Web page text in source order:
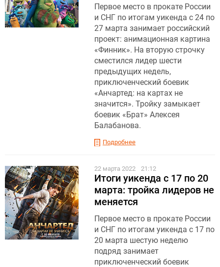
Первое место в прокате России
и СНГ по итогам уикенда с 24 по
27 марта занимает российский
проект: анимационная картина
«Финник». На вторую строчку
сместился лидер шести
предыдущих недель,
приключенческий боевик
«Анчартед: на картах не
значится». Тройку замыкает
боевик «Брат» Алексея
Балабанова.
Подробнее
22 марта 2022 21:12
Итоги уикенда с 17 по 20
марта: тройка лидеров не
меняется
Первое место в прокате России
и СНГ по итогам уикенда с 17 по
20 марта шестую неделю
подряд занимает
приключенческий боевик